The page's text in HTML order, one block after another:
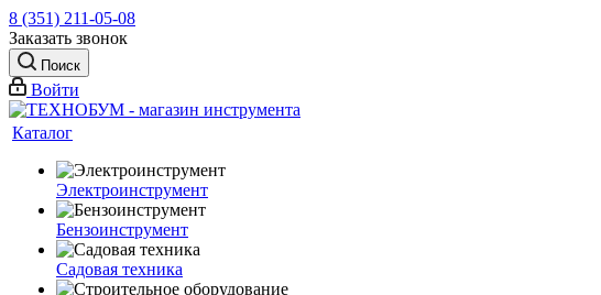
8 (351) 211-05-08
Заказать звонок
Поиск
Войти
Каталог
Электроинструмент
Бензоинструмент
Садовая техника